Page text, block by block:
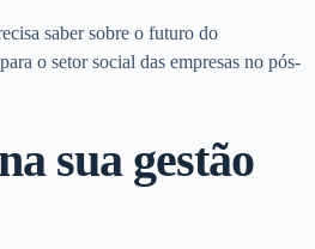
saber sobre o futuro do
o setor social das empresas no pós-
sua gestão